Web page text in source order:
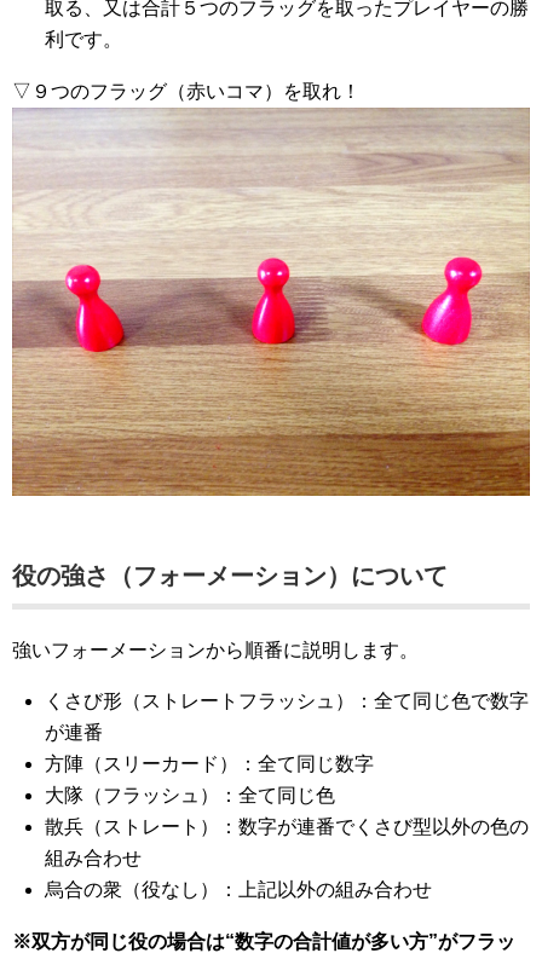
取る、又は合計５つのフラッグを取ったプレイヤーの勝
利です。
▽９つのフラッグ（赤いコマ）を取れ！
役の強さ（フォーメーション）について
強いフォーメーションから順番に説明します。
くさび形（ストレートフラッシュ）：全て同じ色で数字
が連番
方陣（スリーカード）：全て同じ数字
大隊（フラッシュ）：全て同じ色
散兵（ストレート）：数字が連番でくさび型以外の色の
組み合わせ
烏合の衆（役なし）：上記以外の組み合わせ
※双方が同じ役の場合は“数字の合計値が多い方”がフラッ